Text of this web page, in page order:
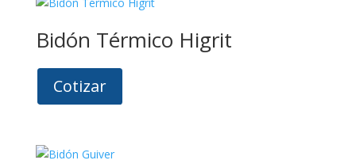
Bidón Térmico Higrit
Cotizar